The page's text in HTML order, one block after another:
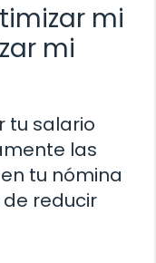
mi
mi
tu salario
las
tu nómina
reducir